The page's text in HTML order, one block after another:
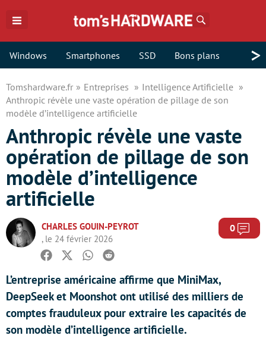
Windows Smartphones SSD Bons plans >
Tomshardware.fr Entreprises
Intelligence Artificielle
Anthropic révèle une vaste opération de pillage de son
modèle d’intelligence artificielle
Anthropic révèle une vaste
opération de pillage de son
modèle d’intelligence
artificielle
CHARLES GOUIN-PEYROT
, le 24 février 2026
0
Facebook
TwitterWhatsapp
Reddit
L’entreprise américaine affirme que MiniMax,
DeepSeek et Moonshot ont utilisé des milliers de
comptes frauduleux pour extraire les capacités de
son modèle d’intelligence artificielle.